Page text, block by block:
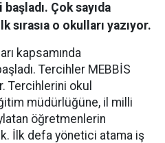
Çok sayıda
o okulları yazıyor.
kapsamında
Tercihler MEBBİS
Tercihlerini okul
müdürlüğüne, il milli
öğretmenlerin
İlk defa yönetici atama iş